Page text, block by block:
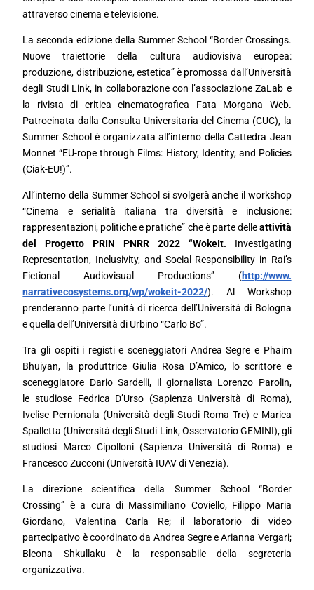
attraverso cinema e televisione.
La seconda edizione della Summer School “Border Crossings.
Nuove traiettorie della cultura audiovisiva europea:
produzione, distribuzione, estetica” è promossa dall’Università
degli Studi Link, in collaborazione con l’associazione ZaLab e
la rivista di critica cinematografica Fata Morgana Web.
Patrocinata dalla Consulta Universitaria del Cinema (CUC), la
Summer School è organizzata all’interno della Cattedra Jean
Monnet “EU-rope through Films: History, Identity, and Policies
(Ciak-EU!)”.
All’interno della Summer School si svolgerà anche il workshop
“Cinema e serialità italiana tra diversità e inclusione:
rappresentazioni, politiche e pratiche” che è parte delleattività
del Progetto PRIN PNRR 2022 “WokeIt. Investigating
Representation, Inclusivity, and Social Responsibility in Rai’s
Fictional Audiovisual Productions” (http://www.
narrativecosystems.org/wp/wokeit-2022/). Al Workshop
prenderanno parte l’unità di ricerca dell’Università di Bologna
e quella dell’Università di Urbino “Carlo Bo”.
Tra gli ospiti i registi e sceneggiatori Andrea Segre e Phaim
Bhuiyan, la produttrice Giulia Rosa D’Amico, lo scrittore e
sceneggiatore Dario Sardelli, il giornalista Lorenzo Parolin,
le studiose Fedrica D’Urso (Sapienza Università di Roma),
Ivelise Pernionala (Università degli Studi Roma Tre) e Marica
Spalletta (Università degli Studi Link, Osservatorio GEMINI), gli
studiosi Marco Cipolloni (Sapienza Università di Roma) e
Francesco Zucconi (Università IUAV di Venezia).
La direzione scientifica della Summer School “Border
Crossing” è a cura di Massimiliano Coviello, Filippo Maria
Giordano, Valentina Carla Re; il laboratorio di video
partecipativo è coordinato da Andrea Segre e Arianna Vergari;
Bleona Shkullaku è la responsabile della segreteria
organizzativa.